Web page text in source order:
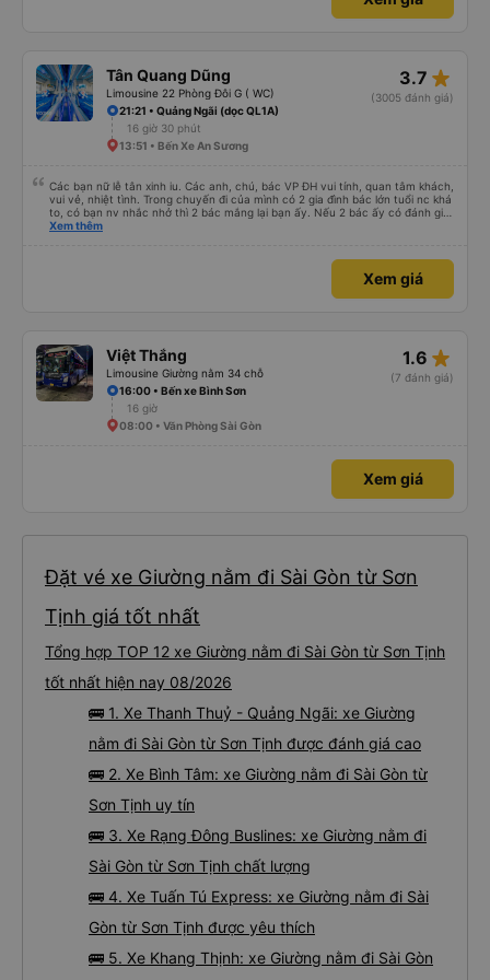
Tân Quang Dũng
Limousine 22 Phòng Đôi G ( WC)
3.7 star_rate
(3005 đánh giá)
21:21 • Quảng Ngãi (dọc QL1A)
16 giờ 30 phút
13:51 • Bến Xe An Sương
Các bạn nữ lễ tân xinh iu. Các anh, chú, bác VP ĐH vui tính, quan tâm khách,
vui vẻ, nhiệt tình. Trong chuyến đi của mình có 2 gia đình bác lớn tuổi nc khá
to, có bạn nv nhắc nhở thì 2 bác mắng lại bạn ấy. Nếu 2 bác ấy có đánh giá
xấu thì mình ngược lại nha. Bạn ấy nhắc nhở rất đúng. 2 bác nói rất to. To
bạn ấy nha. Nếu bạn ấy bị trừ thì bảo bạn ấy liên hệ sđt của mình, mình hỗ
trợ ạ. Số mình đuôi 666, chuyến ĐH-NT ngày 16/1. À các bạn nữ lễ tân xinh
iu còn đổi cho mình phòng đơn sang đôi xong còn note là (một mình) yêu
Xem thêm
Xem giá
Việt Thắng
Limousine Giường nằm 34 chỗ
1.6 star_rate
(7 đánh giá)
16:00 • Bến xe Bình Sơn
16 giờ
08:00 • Văn Phòng Sài Gòn
Xem giá
Đặt vé xe Giường nằm đi Sài Gòn từ Sơn
Tịnh giá tốt nhất
Tổng hợp TOP 12 xe Giường nằm đi Sài Gòn từ Sơn Tịnh
tốt nhất hiện nay 08/2026
🚌 1. Xe Thanh Thuỷ - Quảng Ngãi: xe Giường
nằm đi Sài Gòn từ Sơn Tịnh được đánh giá cao
🚌 2. Xe Bình Tâm: xe Giường nằm đi Sài Gòn từ
Sơn Tịnh uy tín
🚌 3. Xe Rạng Đông Buslines: xe Giường nằm đi
Sài Gòn từ Sơn Tịnh chất lượng
🚌 4. Xe Tuấn Tú Express: xe Giường nằm đi Sài
Gòn từ Sơn Tịnh được yêu thích
🚌 5. Xe Khang Thịnh: xe Giường nằm đi Sài Gòn